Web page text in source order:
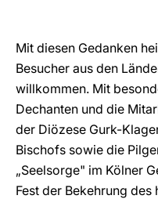
Mit diesen Gedanken
Besucher aus den
willkommen. Mit
Dechanten und die
der Diözese Gurk-
Bischofs sowie die
„Seelsorge" im Kölner
Fest der Bekehrung des